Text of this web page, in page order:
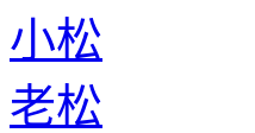
小松
老松